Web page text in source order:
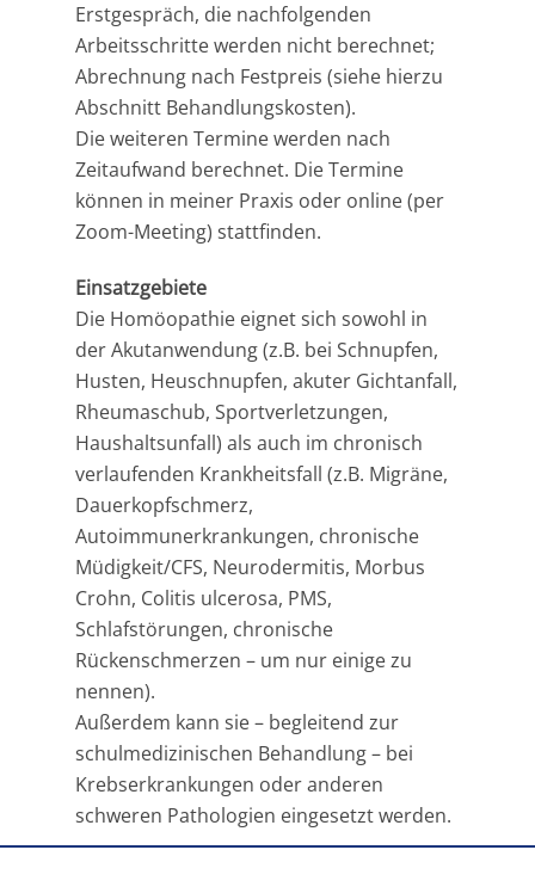
Erstgespräch, die nachfolgenden
Arbeitsschritte werden nicht berechnet;
Abrechnung nach Festpreis (siehe hierzu
Abschnitt Behandlungskosten).
Die weiteren Termine werden nach
Zeitaufwand berechnet. Die Termine
können in meiner Praxis oder online (per
Zoom-Meeting) stattfinden.
Einsatzgebiete
Die Homöopathie eignet sich sowohl in
der Akutanwendung (z.B. bei Schnupfen,
Husten, Heuschnupfen, akuter Gichtanfall,
Rheumaschub, Sportverletzungen,
Haushaltsunfall) als auch im chronisch
verlaufenden Krankheitsfall (z.B. Migräne,
Dauerkopfschmerz,
Autoimmunerkrankungen, chronische
Müdigkeit/CFS, Neurodermitis, Morbus
Crohn, Colitis ulcerosa, PMS,
Schlafstörungen, chronische
Rückenschmerzen – um nur einige zu
nennen).
Außerdem kann sie – begleitend zur
schulmedizinischen Behandlung – bei
Krebserkrankungen oder anderen
schweren Pathologien eingesetzt werden.